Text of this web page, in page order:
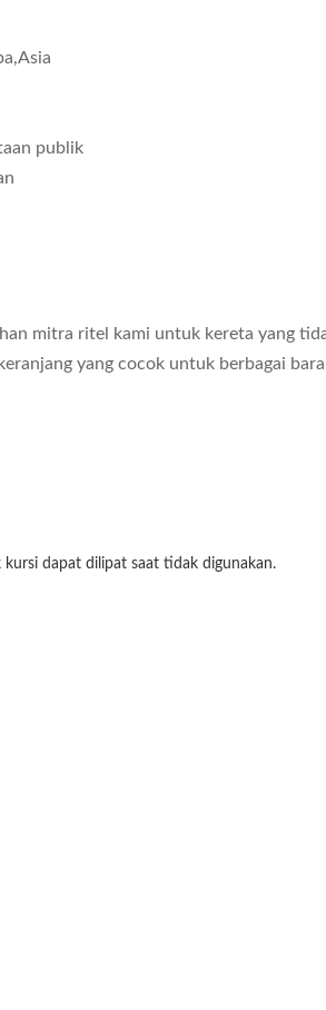
publik
mitra ritel kami untuk kereta yang
yang cocok untuk berbagai
dapat dilipat saat tidak digunakan.